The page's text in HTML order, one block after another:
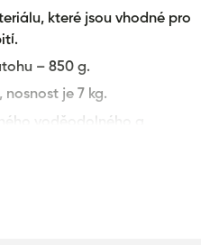
které jsou vhodné pro
– 850 g.
je 7 kg.
voděodolného a
přívěšek ve tvaru skatu.